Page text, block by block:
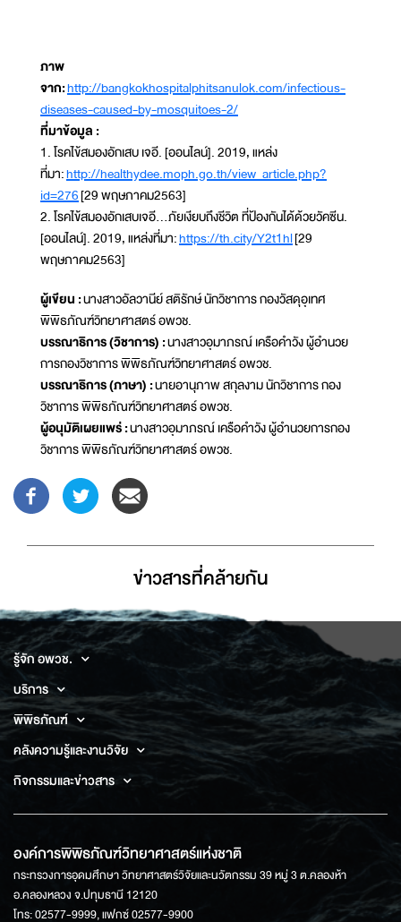
ภาพ
จาก:http://bangkokhospitalphitsanulok.com/infectious-
diseases-caused-by-mosquitoes-2/
ที่มาข้อมูล :
1. โรคไข้สมองอักเสบ เจอี. [ออนไลน์]. 2019, แหล่ง
ที่มา:http://healthydee.moph.go.th/view_article.php?
id=276[29 พฤษภาคม2563]
2. โรคไข้สมองอักเสบเจอี...ภัยเงียบถึงชีวิต ที่ป้องกันได้ด้วยวัคซีน.
[ออนไลน์]. 2019, แหล่งที่มา:https://th.city/Y2t1hl[29
พฤษภาคม2563]
ผู้เขียน :นางสาวอัลวานีย์ สติรักษ์ นักวิชาการ กองวัสดุอุเทศ
พิพิธภัณฑ์วิทยาศาสตร์ อพวช.
บรรณาธิการ (วิชาการ) :นางสาวอุมาภรณ์ เครือคำวัง ผู้อำนวย
การกองวิชาการ พิพิธภัณฑ์วิทยาศาสตร์ อพวช.
บรรณาธิการ (ภาษา) :นายอานุภาพ สกุลงาม นักวิชาการ กอง
วิชาการ พิพิธภัณฑ์วิทยาศาสตร์ อพวช.
ผู้อนุมัติเผยแพร่ :นางสาวอุมาภรณ์ เครือคำวัง ผู้อำนวยการกอง
วิชาการ พิพิธภัณฑ์วิทยาศาสตร์ อพวช.
ข่าวสารที่่คล้ายกัน
รู้จัก อพวช.
บริการ
พิพิธภัณฑ์
คลังความรู้และงานวิจัย
กิจกรรมและข่าวสาร
องค์การพิพิธภัณฑ์วิทยาศาสตร์แห่งชาติ
กระทรวงการอุดมศึกษา วิทยาศาสตร์วิจัยและนวัตกรรม 39 หมู่ 3 ต.คลองห้า
อ.คลองหลวง จ.ปทุมธานี 12120
โทร: 02577-9999, แฟกซ์ 02577-9900